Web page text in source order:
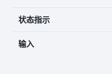
状态指示
输入